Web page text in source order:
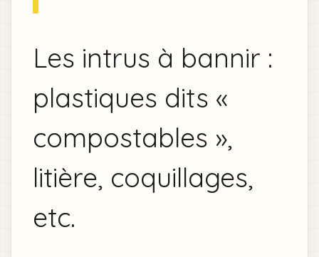
Les intrus à bannir :
plastiques dits «
compostables »,
litière, coquillages,
etc.